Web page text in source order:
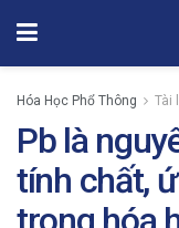
Hóa Học Phổ Thông Tài
Pb là
tính chất,